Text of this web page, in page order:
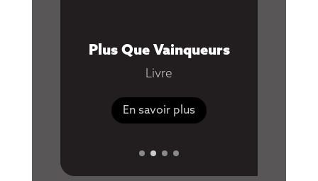
Plus Que Vainqueurs
Livre
En savoir plus